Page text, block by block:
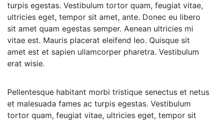
turpis egestas. Vestibulum tortor quam, feugiat vitae,
ultricies eget, tempor sit amet, ante. Donec eu libero
sit amet quam egestas semper. Aenean ultricies mi
vitae est. Mauris placerat eleifend leo. Quisque sit
amet est et sapien ullamcorper pharetra. Vestibulum
erat wisie.
Pellentesque habitant morbi tristique senectus et netus
et malesuada fames ac turpis egestas. Vestibulum
tortor quam, feugiat vitae, ultricies eget, tempor sit